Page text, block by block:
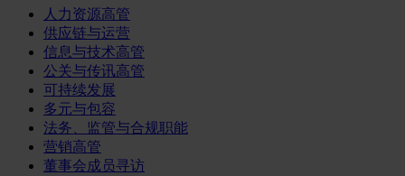
人力资源高管
供应链与运营
信息与技术高管
公关与传讯高管
可持续发展
多元与包容
法务、监管与合规职能
营销高管
董事会成员寻访